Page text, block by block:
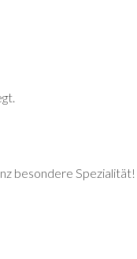
besondere Spezialität!